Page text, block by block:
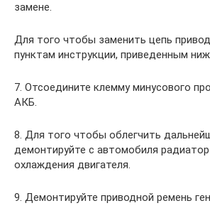
замене.
Для того чтобы заменить цепь
пунктам инструкции, приведенным
7. Отсоедините клемму минусового
АКБ.
8. Для того чтобы облегчить
демонтируйте с автомобиля
охлаждения двигателя.
9. Демонтируйте приводной ремень